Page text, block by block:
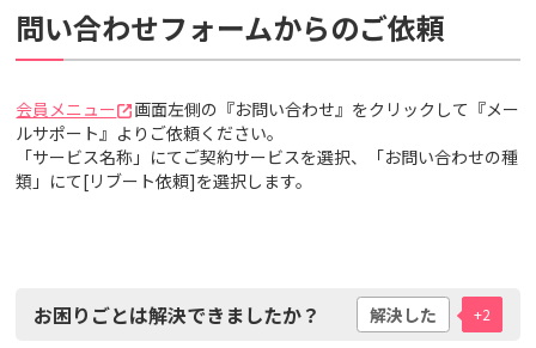
問い合わせフォームからのご依頼
会員メニュー
画面左側の『お問い合わせ』をクリックして『メー
ルサポート』よりご依頼ください。
「サービス名称」にてご契約サービスを選択、「お問い合わせの種
類」にて[リブート依頼]を選択します。
お困りごとは解決できましたか？ 解決した +2